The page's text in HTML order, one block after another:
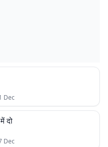
Dec
दो
Dec